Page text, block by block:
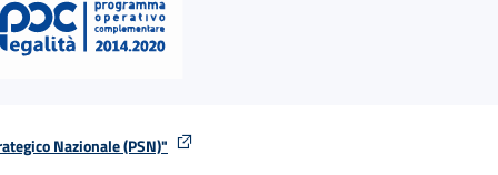
Nazionale (PSN)"